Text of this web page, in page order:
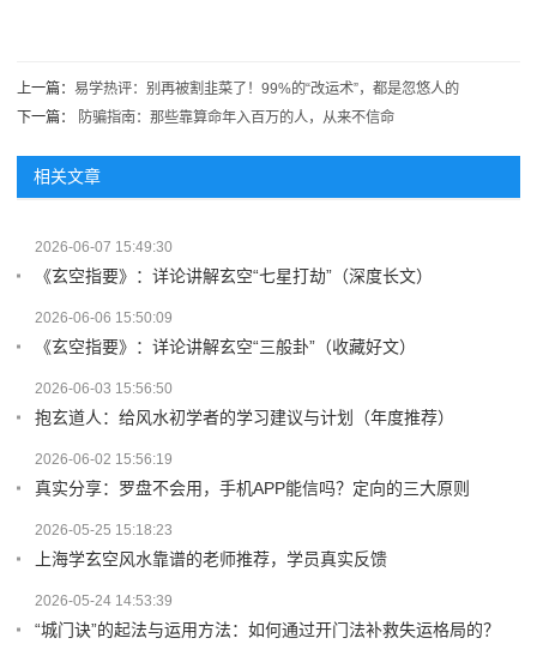
上一篇： 易学热评：别再被割韭菜了！99%的“改运术”，都是忽悠人的
下一篇：
防骗指南：那些靠算命年入百万的人，从来不信命
相关文章
2026-06-07 15:49:30
《玄空指要》：详论讲解玄空“七星打劫”（深度长文）
2026-06-06 15:50:09
《玄空指要》：详论讲解玄空“三般卦”（收藏好文）
2026-06-03 15:56:50
抱玄道人：给风水初学者的学习建议与计划（年度推荐）
2026-06-02 15:56:19
真实分享：罗盘不会用，手机APP能信吗？定向的三大原则
2026-05-25 15:18:23
上海学玄空风水靠谱的老师推荐，学员真实反馈
2026-05-24 14:53:39
“城门诀”的起法与运用方法：如何通过开门法补救失运格局的？